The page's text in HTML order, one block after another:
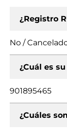
¿Registro
No /
¿Cuál es su
901895465
¿Cuáles